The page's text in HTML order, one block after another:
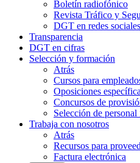
Boletín radiofónico
Revista Tráfico y
DGT en redes sociales
Transparencia
DGT en cifras
Selección y formación
Atrás
Cursos para
Oposiciones
Concursos de
Selección de
Trabaja con nosotros
Atrás
Recursos para
Factura electrónica